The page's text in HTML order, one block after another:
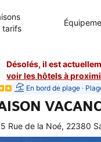
tarifs
Désolés, il est
voir les hôtels à
En bord de plage ·
Rue de la Noé, 22380